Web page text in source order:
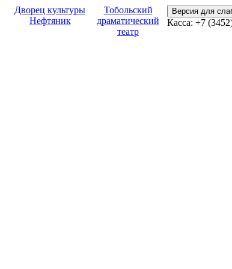
Дворец культуры
Нефтяник
Тобольский
драматический
театр
Версия для
Касса: +7